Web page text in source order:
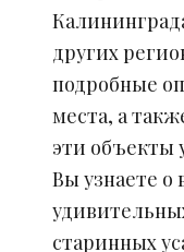
других
подробные
места, а
эти объекты
Вы узнаете о
старинных